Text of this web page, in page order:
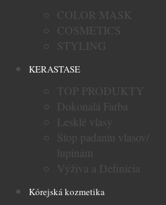
COLOR MASK
COSMETICS
STYLING
KERASTASE
TOP PRODUKTY
Dokonalá Farba
Lesklé vlasy
Stop padaniu vlasov/
lupinám
Výživa a Definícia
Kórejská kozmetika